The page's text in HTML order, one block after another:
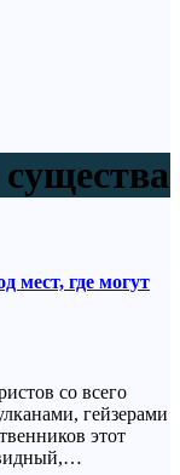
мест, где могут
со всего
гейзерами
этот